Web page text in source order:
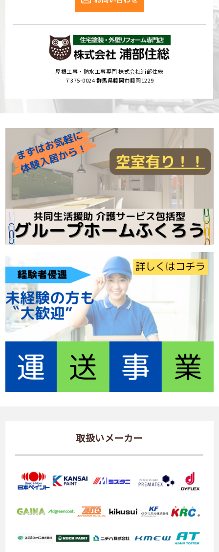
屋根工事・防水工事専門 株式会社浦部住総
〒375-0024 群馬県藤岡市藤岡1229
取扱いメーカー